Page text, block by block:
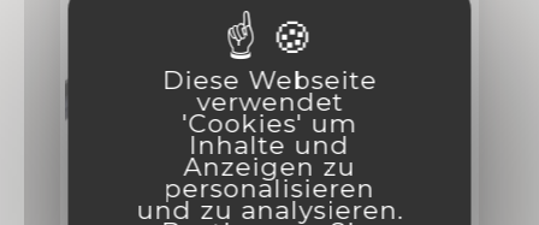
Diese Webseite
verwendet
'Cookies' um
Inhalte und
Anzeigen zu
personalisieren
und zu analysieren.